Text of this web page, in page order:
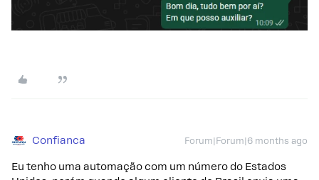
Confianca Forum|Forum|6 months ago
Eu tenho uma automação com um número do Estados